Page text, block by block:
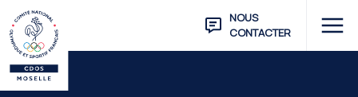
NOUS
CONTACTER